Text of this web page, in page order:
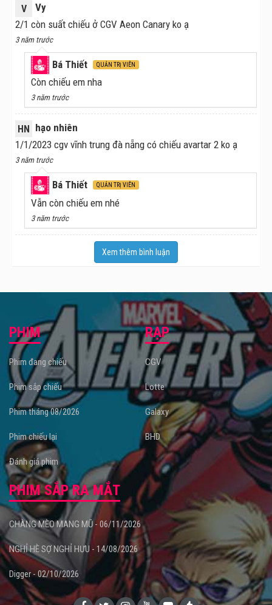
V
Vy
2/1 còn suất chiếu ở CGV Aeon Canary ko ạ
3 năm trước
Bá Thiết QUẢN TRỊ VIÊN
Còn chiếu em nha
3 năm trước
HN hạo nhiên
1/1/2023 cgv vĩnh trung đà nẵng có chiếu avartar 2 ko ạ
3 năm trước
Bá Thiết QUẢN TRỊ VIÊN
Vẫn còn chiếu em nhé
3 năm trước
Xem thêm bình luận
PHIM
Phim đang chiếu
Phim sắp chiếu
Phim tháng 08/2026
Phim chiếu lại
Đánh giá phim
RẠP
CGV
Lotte
Galaxy
BHD
PHIM SẮP RA MẮT
CHÀNG MÈO MANG MŨ - 06/11/2026
NGHỈ HÈ SỢ NGHỈ HƯU - 14/08/2026
Digger - 02/10/2026